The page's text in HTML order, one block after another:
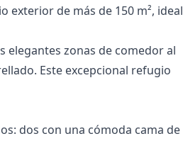
exterior de más de 150 m², ideal
elegantes zonas de comedor al
Este excepcional refugio
dos con una cómoda cama de